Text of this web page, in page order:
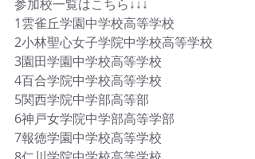
参加校一覧はこちら↓↓↓
1雲雀丘学園中学校高等学校
2小林聖心女子学院中学校高等学校
3園田学園中学校高等学校
4百合学院中学校高等学校
5関西学院中学部高等部
6神戸女学院中学部高等学部
7報徳学園中学校高等学校